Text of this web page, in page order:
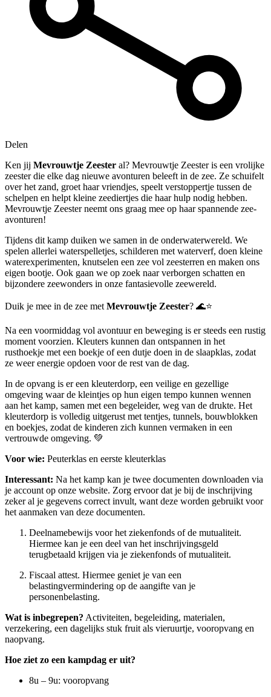
Delen
Ken jij Mevrouwtje Zeester al? Mevrouwtje Zeester is een vrolijke
zeester die elke dag nieuwe avonturen beleeft in de zee. Ze schuifelt
over het zand, groet haar vriendjes, speelt verstoppertje tussen de
schelpen en helpt kleine zeediertjes die haar hulp nodig hebben.
Mevrouwtje Zeester neemt ons graag mee op haar spannende zee-
avonturen!
Tijdens dit kamp duiken we samen in de onderwaterwereld. We
spelen allerlei waterspelletjes, schilderen met waterverf, doen kleine
waterexperimenten, knutselen een zee vol zeesterren en maken ons
eigen bootje. Ook gaan we op zoek naar verborgen schatten en
bijzondere zeewonders in onze fantasievolle zeewereld.
Duik je mee in de zee met Mevrouwtje Zeester? 🌊⭐
Na een voormiddag vol avontuur en beweging is er steeds een rustig
moment voorzien. Kleuters kunnen dan ontspannen in het
rusthoekje met een boekje of een dutje doen in de slaapklas, zodat
ze weer energie opdoen voor de rest van de dag.
In de opvang is er een kleuterdorp, een veilige en gezellige
omgeving waar de kleintjes op hun eigen tempo kunnen wennen
aan het kamp, samen met een begeleider, weg van de drukte. Het
kleuterdorp is volledig uitgerust met tentjes, tunnels, bouwblokken
en boekjes, zodat de kinderen zich kunnen vermaken in een
vertrouwde omgeving. 💚
Voor wie: Peuterklas en eerste kleuterklas
Interessant: Na het kamp kan je twee documenten downloaden via
je account op onze website. Zorg ervoor dat je bij de inschrijving
zeker al je gegevens correct invult, want deze worden gebruikt voor
het aanmaken van deze documenten.
Deelnamebewijs voor het ziekenfonds of de mutualiteit.
Hiermee kan je een deel van het inschrijvingsgeld
terugbetaald krijgen via je ziekenfonds of mutualiteit.
Fiscaal attest. Hiermee geniet je van een
belastingvermindering op de aangifte van je
personenbelasting.
Wat is inbegrepen? Activiteiten, begeleiding, materialen,
verzekering, een dagelijks stuk fruit als vieruurtje, vooropvang en
naopvang.
Hoe ziet zo een kampdag er uit?
8u – 9u: vooropvang